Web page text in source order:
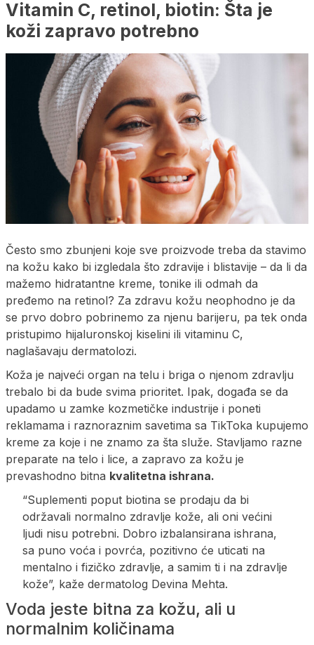
Vitamin C, retinol, biotin: Šta je
koži zapravo potrebno
Često smo zbunjeni koje sve proizvode treba da stavimo
na kožu kako bi izgledala što zdravije i blistavije – da li da
mažemo hidratantne kreme, tonike ili odmah da
pređemo na retinol? Za zdravu kožu neophodno je da
se prvo dobro pobrinemo za njenu barijeru, pa tek onda
pristupimo hijaluronskoj kiselini ili vitaminu C,
naglašavaju dermatolozi.
Koža je najveći organ na telu i briga o njenom zdravlju
trebalo bi da bude svima prioritet. Ipak, događa se da
upadamo u zamke kozmetičke industrije i poneti
reklamama i raznoraznim savetima sa TikToka kupujemo
kreme za koje i ne znamo za šta služe. Stavljamo razne
preparate na telo i lice, a zapravo za kožu je
prevashodno bitna kvalitetna ishrana.
“Suplementi poput biotina se prodaju da bi
održavali normalno zdravlje kože, ali oni većini
ljudi nisu potrebni. Dobro izbalansirana ishrana,
sa puno voća i povrća, pozitivno će uticati na
mentalno i fizičko zdravlje, a samim ti i na zdravlje
kože”, kaže dermatolog Devina Mehta.
Voda jeste bitna za kožu, ali u
normalnim količinama